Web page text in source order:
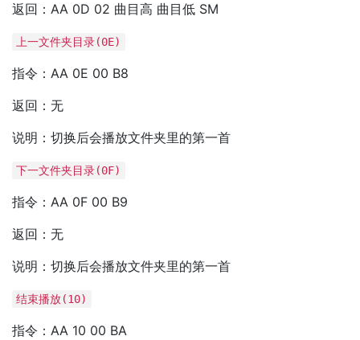
返回：AA 0D 02 曲目高 曲目低 SM
上一文件夹目录(0E)
指令：AA 0E 00 B8
返回：无
说明：切换后会播放文件夹里的第一首
下一文件夹目录(0F)
指令：AA 0F 00 B9
返回：无
说明：切换后会播放文件夹里的第一首
结束播放(10)
指令：AA 10 00 BA